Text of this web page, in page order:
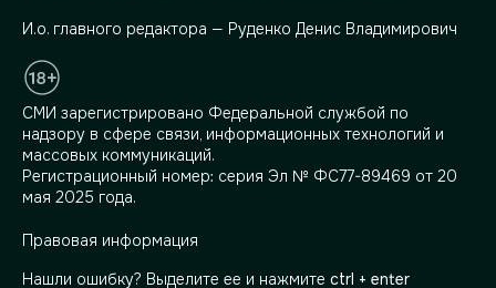
И.о. главного редактора — Руденко Денис Владимирович
СМИ зарегистрировано Федеральной службой по
надзору в сфере связи, информационных технологий и
массовых коммуникаций.
Регистрационный номер: серия Эл № ФС77-89469 от 20
мая 2025 года.
Правовая информация
Нашли ошибку? Выделите ее и нажмите ctrl + enter